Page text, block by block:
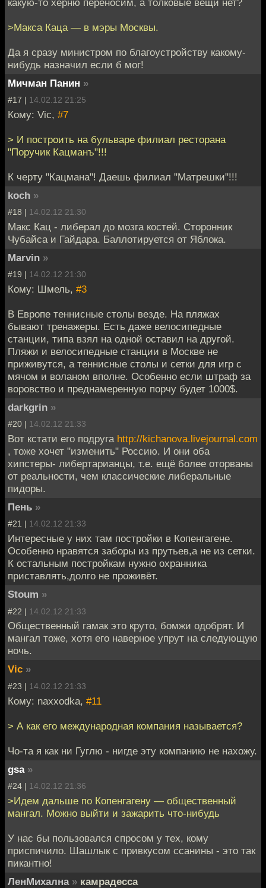
какую-то херню переносим, а толковые вещи нет?
>Макса Каца — в мэры Москвы.
Да я сразу министром по благоустройству какому-
нибудь назначил если б мог!
Мичман Панин »
#17 | 14.02.12 21:25
Кому: Vic, #7
> И построить на бульваре филиал ресторана
"Поручик Кацманъ"!!!
К черту "Кацмана"! Даешь филиал "Матрешки"!!!
koch »
#18 | 14.02.12 21:30
Макс Кац - либерал до мозга костей. Сторонник
Чубайса и Гайдара. Баллотируется от Яблока.
Marvin »
#19 | 14.02.12 21:30
Кому: Шмель, #3
В Европе теннисные столы везде. На пляжах
бывают тренажеры. Есть даже велосипедные
станции, типа взял на одной оставил на другой.
Пляжи и велосипедные станции в Москве не
приживутся, а теннисные столы и сетки для игр с
мячом и воланом вполне. Особенно если штраф за
воровство и преднамеренную порчу будет 1000$.
darkgrin »
#20 | 14.02.12 21:33
Вот кстати его подруга http://kichanova.livejournal.com
, тоже хочет "изменить" Россию. И они оба
хипстеры- либертарианцы, т.е. ещё более оторваны
от реальности, чем классические либеральные
пидоры.
Пень »
#21 | 14.02.12 21:33
Интересные у них там постройки в Копенгагене.
Особенно нравятся заборы из прутьев,а не из сетки.
К остальным постройкам нужно охранника
приставлять,долго не проживёт.
Stoum »
#22 | 14.02.12 21:33
Общественный гамак это круто, бомжи одобрят. И
мангал тоже, хотя его наверное упрут на следующую
ночь.
Vic »
#23 | 14.02.12 21:33
Кому: naxxodka, #11
> А как его международная компания называется?
Чо-та я как ни Гуглю - нигде эту компанию не нахожу.
gsa »
#24 | 14.02.12 21:36
>Идем дальше по Копенгагену — общественный
мангал. Можно выйти и зажарить что-нибудь
У нас бы пользовался спросом у тех, кому
приспичило. Шашлык с привкусом ссанины - это так
пикантно!
ЛенМихална » камрадесса